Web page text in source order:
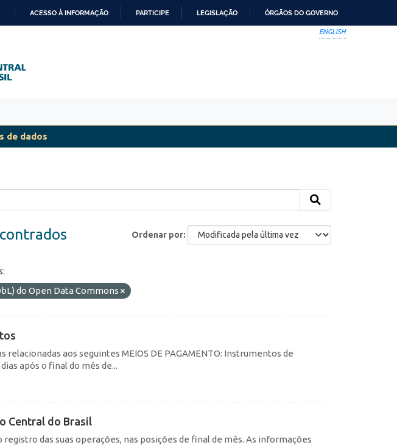
ACESSO À INFORMAÇÃO PARTICIPE LEGISLAÇÃO ÓRGÃOS DO GOVERNO
ENGLISH
de dados
Ordenar por
do Open Data Commons
aos seguintes MEIOS DE PAGAMENTO: Instrumentos de
após o final do mês de...
Central do Brasil
registro das suas operações, nas posições de final de mês. As informações